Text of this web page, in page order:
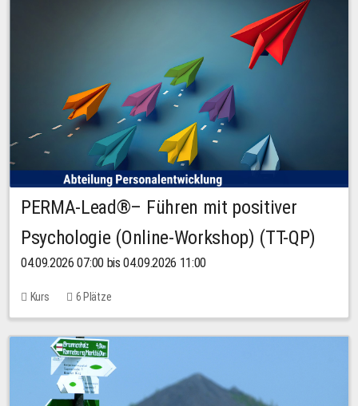
PERMA-Lead®– Führen mit positiver
Psychologie (Online-Workshop) (TT-QP)
04.09.2026 07:00 bis 04.09.2026 11:00
Kurs 6 Plätze